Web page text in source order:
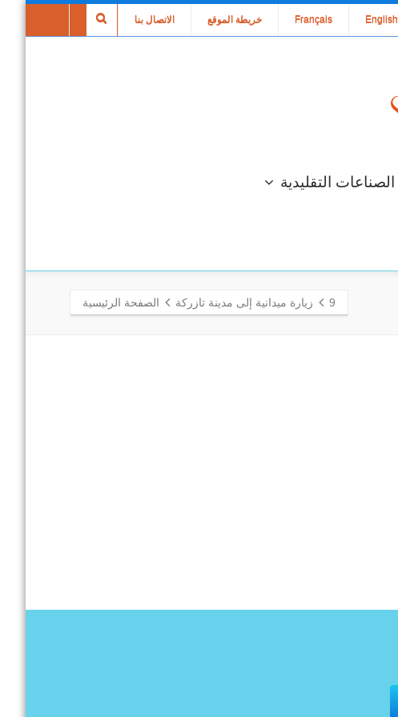
الاتصال بنا خريطة الموقع Français English
الصناعات التقليدية
9 زيارة ميدانية إلى مدينة تازركة الصفحة الرئيسية